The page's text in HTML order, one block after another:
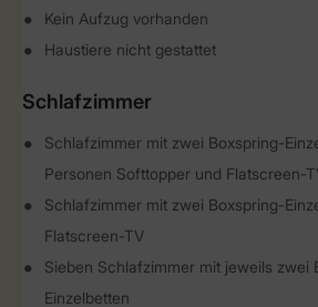
Kein Aufzug vorhanden
Haustiere nicht gestattet
Schlafzimmer
Schlafzimmer mit zwei Boxspring-
Personen Softtopper und Flatscreen-
Schlafzimmer mit zwei Boxspring-
Flatscreen-TV
Sieben Schlafzimmer mit jeweils zwei
Einzelbetten